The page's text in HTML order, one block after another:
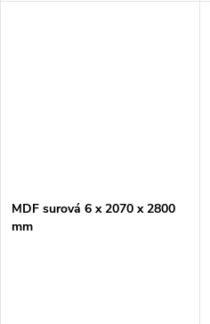
MDF surová 6 x 2070 x 2800
mm